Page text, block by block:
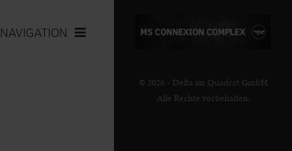
NAVIGATION
© 2026 - Delta im Quadrat GmbH
Alle Rechte vorbehalten.